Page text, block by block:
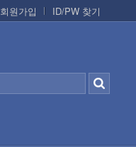
회원가입 ID/PW 찾기